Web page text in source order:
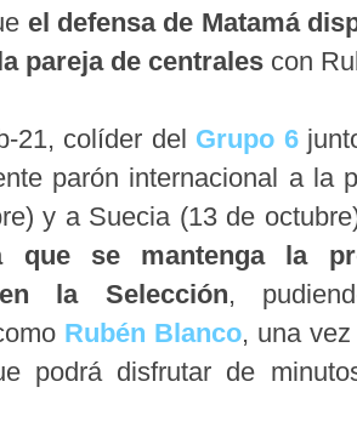
el defensa de Matamá
pareja de centrales con
21, colíder del Grupo 6
parón internacional a la
y a Suecia (13 de
que se mantenga la
la Selección,
Rubén Blanco, una
podrá disfrutar de